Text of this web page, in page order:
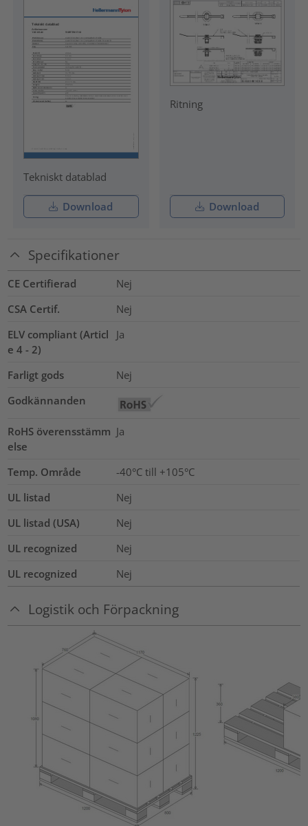
Tekniskt datablad
Download
Ritning
Download
Specifikationer
CE Certifierad
Nej
CSA Certif.
Nej
ELV compliant (Articl
e 4 - 2)
Ja
Farligt gods
Nej
Godkännanden
RoHS överensstämm
else
Ja
Temp. Område
-40°C till +105°C
UL listad
Nej
UL listad (USA)
Nej
UL recognized
Nej
UL recognized
Nej
Logistik och Förpackning